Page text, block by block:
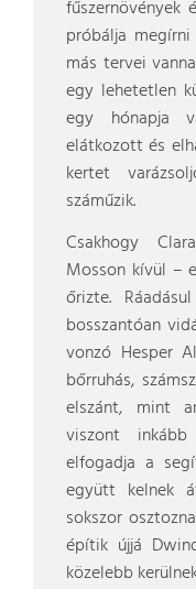
fűszernövények
próbálja
más tervei
egy lehetetlen
egy hónapja
elátkozott és
kertet
száműzik.
Csakhogy
Mosson kívül –
őrizte.
bosszantóan
vonzó Hesper
bőrruhás,
elszánt, mint
viszont
elfogadja a
együtt kelnek
sokszor
építik újjá
közelebb